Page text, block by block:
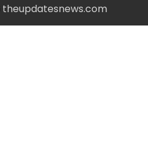
theupdatesnews.com